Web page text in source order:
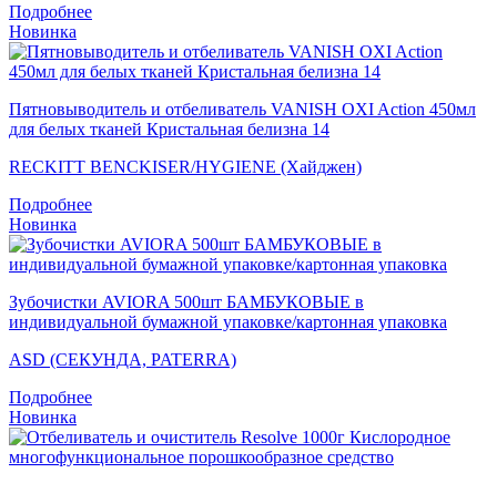
Подробнее
Новинка
Пятновыводитель и отбеливатель VANISH OXI Action 450мл
для белых тканей Кристальная белизна 14
RECKITT BENCKISER/HYGIENE (Хайджен)
Подробнее
Новинка
Зубочистки AVIORA 500шт БАМБУКОВЫЕ в
индивидуальной бумажной упаковке/картонная упаковка
ASD (СЕКУНДА, PATERRA)
Подробнее
Новинка